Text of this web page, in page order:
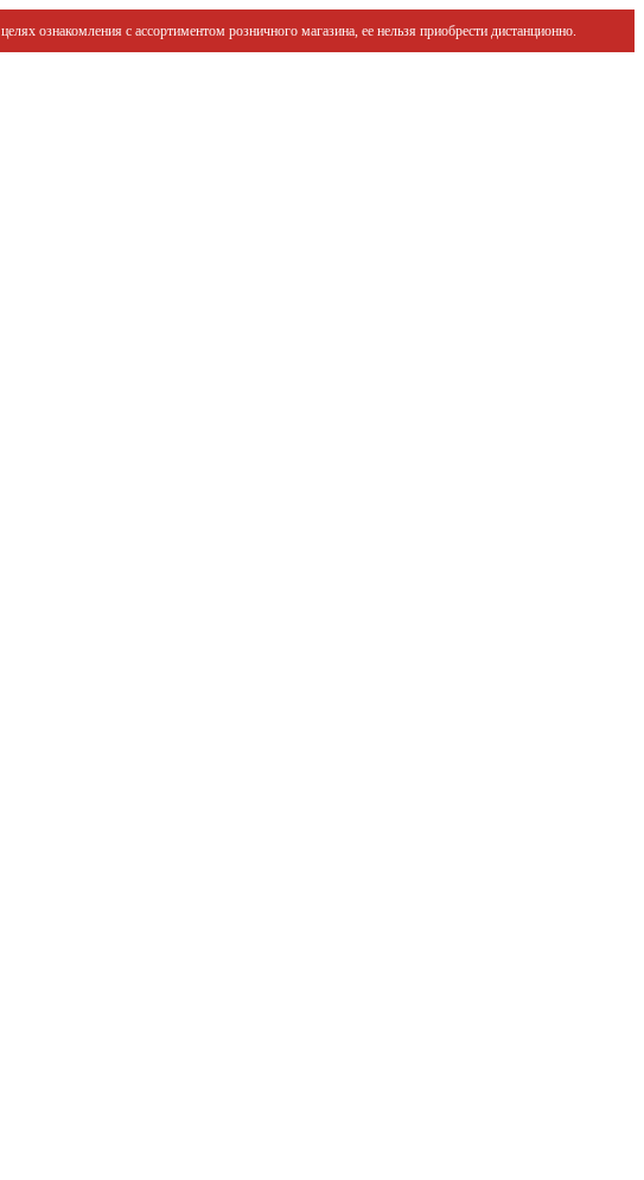
ознакомления с ассортиментом розничного магазина, ее нельзя приобрести дистанционно.